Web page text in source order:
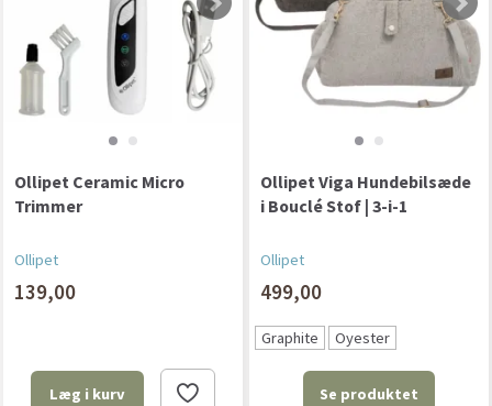
Ollipet Ceramic Micro
Trimmer
Ollipet
139,00
Læg i kurv
Ollipet Viga Hundebilsæde
i Bouclé Stof | 3-i-1
Ollipet
499,00
Graphite Oyester
Se produktet